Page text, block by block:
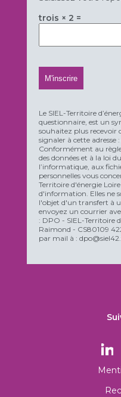
trois × 2 =
Le SIEL-Territoire
questionnaire, est un
souhaitez plus recevoir
signaler à cette
Conformément au
des données et à la loi
l’informatique, aux
personnelles vous
Territoire d'énergie
d'information. Elles ne
l'objet d'un transfert à
envoyez un courrier
: DPO - SIEL-Territoire
Raimond - CS80109
par mail à :